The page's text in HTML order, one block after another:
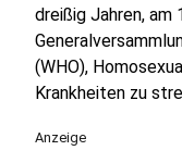
dreißig Jahren, am
(WHO),
Krankheiten zu
Anzeige